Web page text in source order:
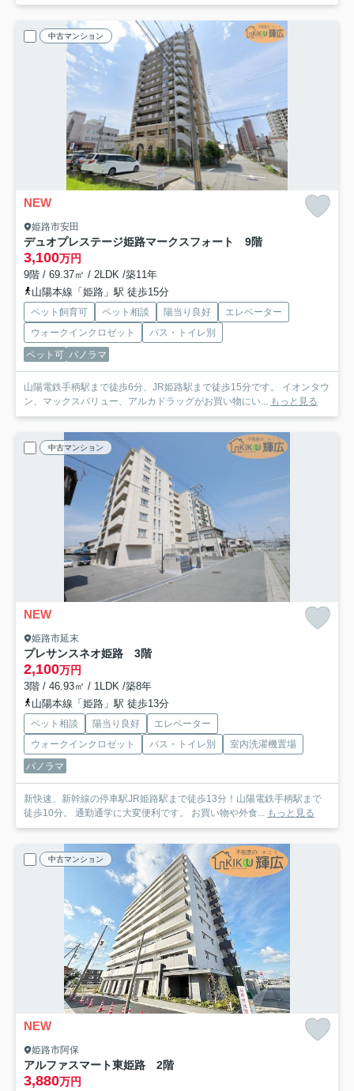
中古マンション
NEW
姫路市安田
デュオプレステージ姫路マークスフォート 9階
3,100万円
9階 / 69.37㎡ / 2LDK /築11年
山陽本線「姫路」駅 徒歩15分
ペット飼育可 ペット相談 陽当り良好
エレベーター
ウォークインクロゼット
バス・トイレ別
ペット可 パノラマ
山陽電鉄手柄駅まで徒歩6分、JR姫路駅まで徒歩15分です。 イオンタウ
ン、マックスバリュー、アルカドラッグがお買い物にい... もっと見る
中古マンション
NEW
姫路市延末
プレサンスネオ姫路 3階
2,100万円
3階 / 46.93㎡ / 1LDK /築8年
山陽本線「姫路」駅 徒歩13分
ペット相談 陽当り良好
エレベーター
ウォークインクロゼット
バス・トイレ別
室内洗濯機置場
パノラマ
新快速、新幹線の停車駅JR姫路駅まで徒歩13分！山陽電鉄手柄駅まで
徒歩10分。 通勤通学に大変便利です。 お買い物や外食... もっと見る
中古マンション
NEW
姫路市阿保
アルファスマート東姫路 2階
3,880万円